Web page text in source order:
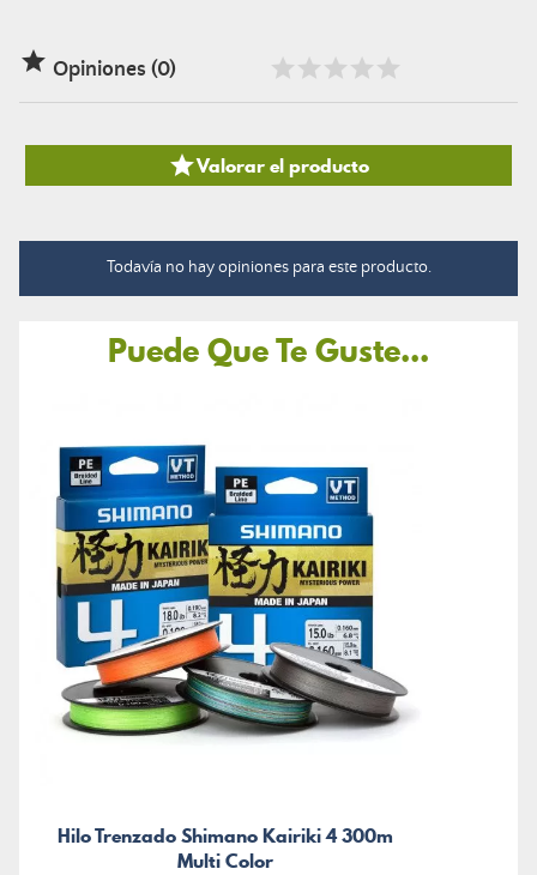
 Opiniones (0)
Valorar el producto
Todavía no hay opiniones para este producto.
Puede Que Te Guste...
Hilo Trenzado Shimano Kairiki 4 300m
Multi Color